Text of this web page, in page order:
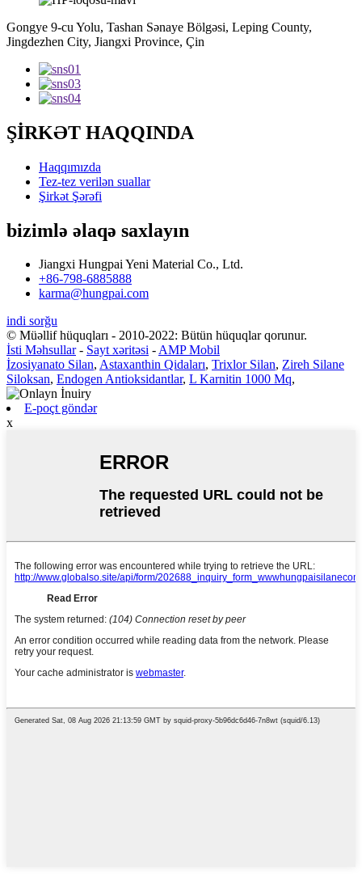
Gongye 9-cu Yolu, Tashan Sənaye Bölgəsi, Leping County,
Jingdezhen City, Jiangxi Province, Çin
ŞİRKƏT HAQQINDA
Haqqımızda
Tez-tez verilən suallar
Şirkət Şərəfi
bizimlə əlaqə saxlayın
Jiangxi Hungpai Yeni Material Co., Ltd.
+86-798-6885888
karma@hungpai.com
indi sorğu
© Müəllif hüquqları - 2010-2022: Bütün hüquqlar qorunur.
İsti Məhsullar- Sayt xəritəsi -AMP Mobil
İzosiyanato Silan, Astaxanthin Qidaları, Trixlor Silan, Zireh Silane
Siloksan, Endogen Antioksidantlar, L Karnitin 1000 Mq,
E-poçt göndər
x